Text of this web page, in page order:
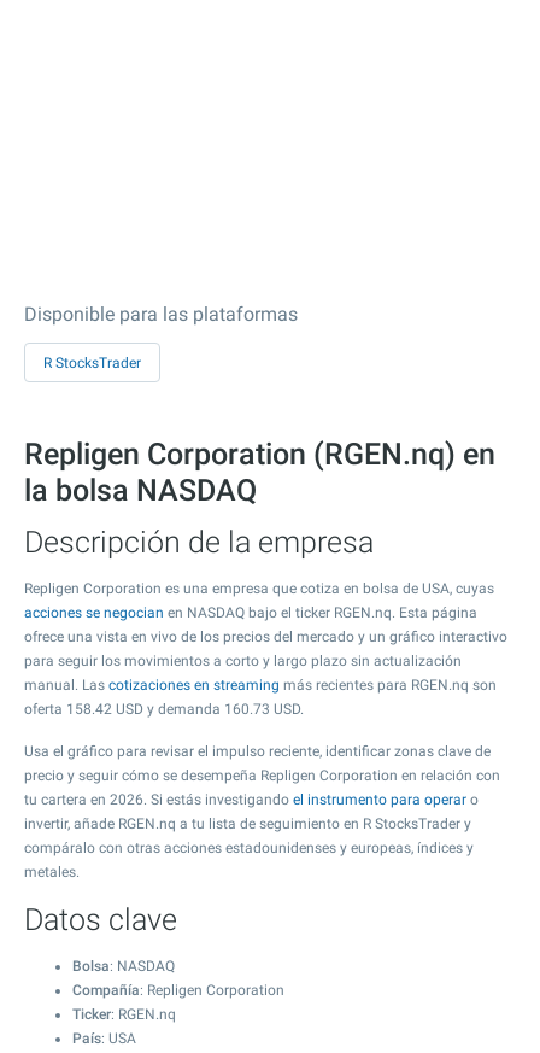
Disponible para las plataformas
R StocksTrader
Repligen Corporation (RGEN.nq) en
la bolsa NASDAQ
Descripción de la empresa
Repligen Corporation es una empresa que cotiza en bolsa de USA, cuyas
acciones se negocian en NASDAQ bajo el ticker RGEN.nq. Esta página
ofrece una vista en vivo de los precios del mercado y un gráfico interactivo
para seguir los movimientos a corto y largo plazo sin actualización
manual. Las cotizaciones en streaming más recientes para RGEN.nq son
oferta 158.42 USD y demanda 160.73 USD.
Usa el gráfico para revisar el impulso reciente, identificar zonas clave de
precio y seguir cómo se desempeña Repligen Corporation en relación con
tu cartera en 2026. Si estás investigando el instrumento para operar o
invertir, añade RGEN.nq a tu lista de seguimiento en R StocksTrader y
compáralo con otras acciones estadounidenses y europeas, índices y
metales.
Datos clave
Bolsa: NASDAQ
Compañía: Repligen Corporation
Ticker: RGEN.nq
País: USA